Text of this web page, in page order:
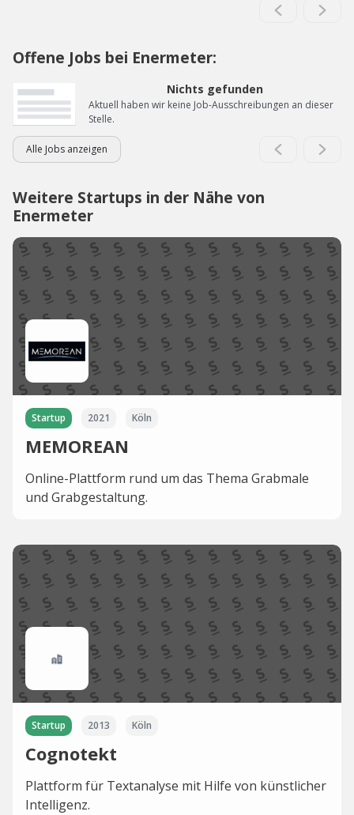
Offene Jobs bei Enermeter:
Nichts gefunden
Aktuell haben wir keine Job-Ausschreibungen an dieser
Stelle.
Alle Jobs anzeigen
Weitere Startups in der Nähe von
Enermeter
Startup 2021 Köln
MEMOREAN
Online-Plattform rund um das Thema Grabmale
und Grabgestaltung.
Startup 2013 Köln
Cognotekt
Plattform für Textanalyse mit Hilfe von künstlicher
Intelligenz.